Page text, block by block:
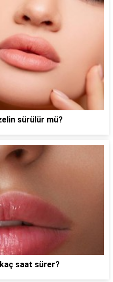
sürülür mü?
kaç saat sürer?